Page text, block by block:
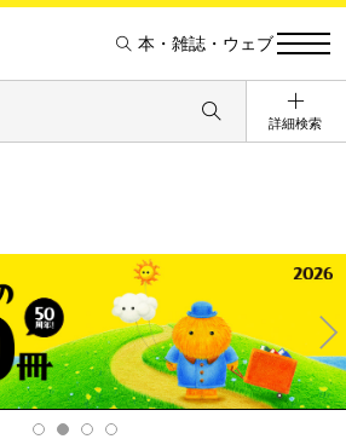
本・雑誌・ウェブ
詳細検索
Ne
xt